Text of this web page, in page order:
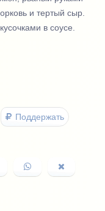
и тертый сыр.
в соусе.
Поддержать
ПоделитьсяПоделиться
в
в